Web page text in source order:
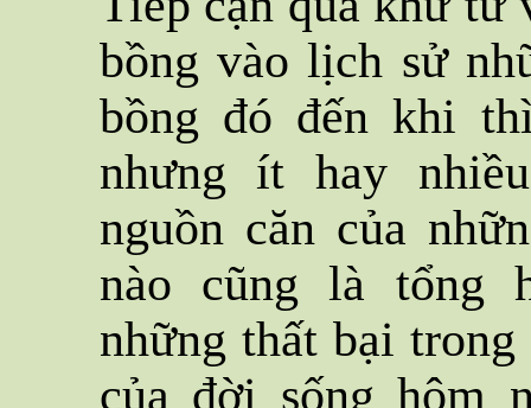
bồng vào lịch sử
bồng đó đến khi
nhưng ít hay
nguồn căn của
nào cũng là tổng
những thất bại
của đời sống hôm